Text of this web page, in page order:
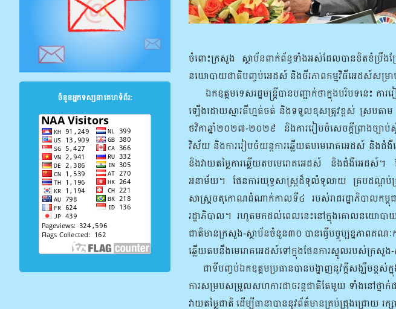
ចំនួនអ្នកទស្សនាគេហទំព័រ:
ចំពោះក្រសួង ស្ថាប័នពាក់ព័ន្ធទាំងអស់ដែលបានខិតខំប្រឹងប្
នយោបាយជាតិបញ្ចប់អេដស៍ និងចីរភាពកម្មវិធីអេដស៍សម្រា
ឯកឧត្តមទេសរដ្ឋមន្រ្តីបានបញ្ជាក់ថាក្នុងបរិបទនេះ កា
ឡើងដោយស្មារតីហ្មត់ចត់ និងទទួលខុសត្រូវខ្ពស់ ស្របតាម ស
ថវិកាឆ្នាំ២០២៧-២០២៩ និងការរៀបចំសេចក្តីព្រាងច្បា
វិស័យ និងការរៀបចំយន្តការឆ្លើយតបមេរោគអេដស៍ និងជំងឺអ
និងវាយតម្លៃការឆ្លើយតបមេរោគអេដស៍ និងជំងឺអេដស៍
អនាម័យ។ ផែនការយុទ្ធសាស្ត្រដ៏ទូលំទូលាយ គ្របដណ្ដប់គ្រ
សាស្ត្រចតុកោណដំណាក់កាលទី៤ របស់រាជរដ្ឋាភិបាលកម្ពុជា
រដ្ឋាភិបាល។ រហូតមកដល់ពេលនេះនៅក្នុងគោលនយោប
ជាតិមានក្រសួង-ស្ថាប័នចំនួន៣០ បានធ្វើបច្ចុប្បន្នភាពគ
ឆ្លើយតបនឹងមេរោគអេដស៍ទៅក្នុងផែនការស្នូលរបស់ក្រសួង-
ជាទីបញ្ចប់ឯកឧត្តមប្រធានបានបង្ហាញនូវក្តីសង្ឃឹមខ្ពស់ក្នុ
ការសម្របសម្រួលសហការជាចរន្តជាតិតែមួយ ទាំងនៅថ្នាក់
វាយតម្លៃជាតិ ដើម្បីធានាបាននូវព័ត៌មានគ្រប់ជ្រុងជ្រោយ